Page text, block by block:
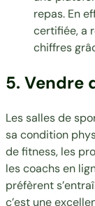
repas. En
certifiée, a
chiffres
5. Vendre
Les salles de
sa condition
de fitness, les
les coachs en
préfèrent
c’est une